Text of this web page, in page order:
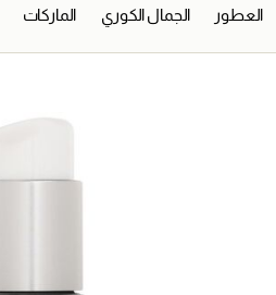
العطور الجمال الكوري الماركات